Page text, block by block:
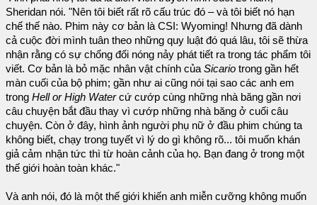
Sheridan nói. "Nên tôi biết rất rõ cấu trúc đó – và tôi biết nó hạn
chế thế nào. Phim này cơ bản là CSI: Wyoming! Nhưng đã dành
cả cuộc đời mình tuân theo những quy luật đó quá lâu, tôi sẽ thừa
nhận rằng có sự chống đối nóng nảy phát tiết ra trong tác phẩm tôi
viết. Cơ bản là bỏ mặc nhân vật chính củaSicario trong gần hết
màn cuối của bộ phim; gần như ai cũng nói tại sao các anh em
trong Hell or High Watercứ cướp cùng những nhà băng gần nơi
câu chuyện bắt đầu thay vì cướp những nhà băng ở cuối câu
chuyện. Còn ở đây, hình ảnh người phụ nữ ở đầu phim chúng ta
không biết, chạy trong tuyết vì lý do gì không rõ... tôi muốn khán
giả cảm nhận tức thì từ hoàn cảnh của họ. Bạn đang ở trong một
thế giới hoàn toàn khác."
Và anh nói, đó là một thế giới khiến anh miễn cưỡng không muốn